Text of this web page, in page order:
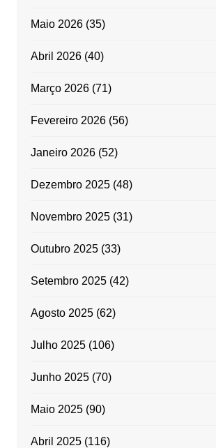
Maio 2026(35)
Abril 2026(40)
Março 2026(71)
Fevereiro 2026(56)
Janeiro 2026(52)
Dezembro 2025(48)
Novembro 2025(31)
Outubro 2025(33)
Setembro 2025(42)
Agosto 2025(62)
Julho 2025(106)
Junho 2025(70)
Maio 2025(90)
Abril 2025(116)